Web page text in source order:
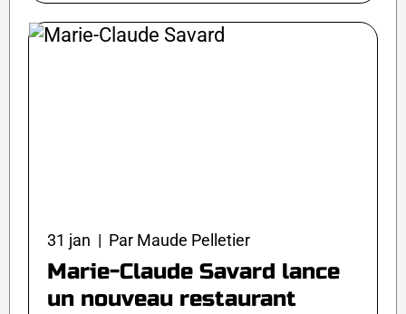
31 jan | Par Maude Pelletier
Marie-Claude Savard lance
un nouveau restaurant